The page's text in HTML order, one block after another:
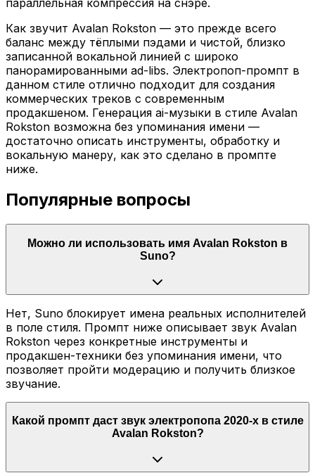
Как звучит Avalan Rokston — это прежде всего
баланс между тёплыми пэдами и чистой, близко
записанной вокальной линией с широко
панорамированными ad-libs. Электропоп-промпт в
данном стиле отлично подходит для создания
коммерческих треков с современным
продакшеном. Генерация ai-музыки в стиле Avalan
Rokston возможна без упоминания имени —
достаточно описать инструменты, обработку и
вокальную манеру, как это сделано в промпте
ниже.
Популярные вопросы
Можно ли использовать имя Avalan Rokston в
Suno?
Нет, Suno блокирует имена реальных исполнителей
в поле стиля. Промпт ниже описывает звук Avalan
Rokston через конкретные инструменты и
продакшен-техники без упоминания имени, что
позволяет пройти модерацию и получить близкое
звучание.
Какой промпт даст звук электропопа 2020-х в стиле
Avalan Rokston?